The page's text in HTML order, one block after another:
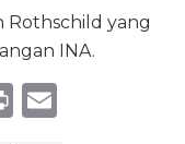
yang
INA.
P